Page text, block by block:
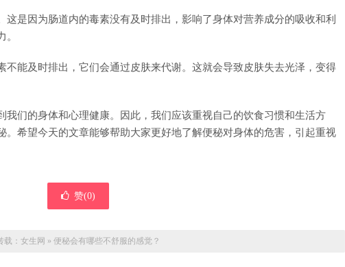
这是因为肠道内的毒素没有及时排出，影响了身体对营养成分的吸收和利
不能及时排出，它们会通过皮肤来代谢。这就会导致皮肤失去光泽，变得
我们的身体和心理健康。因此，我们应该重视自己的饮食习惯和生活方
。希望今天的文章能够帮助大家更好地了解便秘对身体的危害，引起重视
赞(0)
载： 女生网 » 便秘会有哪些不舒服的感觉？